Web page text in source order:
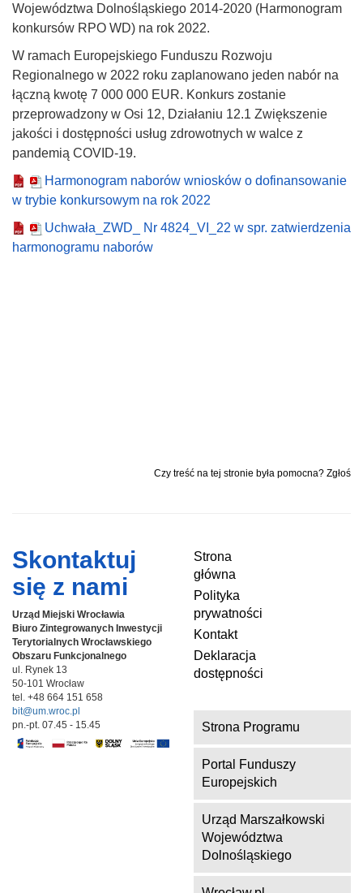
Województwa Dolnośląskiego 2014-2020 (Harmonogram
konkursów RPO WD) na rok 2022.
W ramach Europejskiego Funduszu Rozwoju
Regionalnego w 2022 roku zaplanowano jeden nabór na
łączną kwotę 7 000 000 EUR. Konkurs zostanie
przeprowadzony w Osi 12, Działaniu 12.1 Zwiększenie
jakości i dostępności usług zdrowotnych w walce z
pandemią COVID-19.
Harmonogram naborów wniosków o dofinansowanie
w trybie konkursowym na rok 2022
Uchwała_ZWD_ Nr 4824_VI_22 w spr. zatwierdzenia
harmonogramu naborów
Czy treść na tej stronie była pomocna? Zgłoś
Skontaktuj
się z nami
Urząd Miejski Wrocławia
Biuro Zintegrowanych Inwestycji
Terytorialnych Wrocławskiego
Obszaru Funkcjonalnego
ul. Rynek 13
50-101 Wrocław
tel. +48 664 151 658
bit@um.wroc.pl
pn.-pt. 07.45 - 15.45
Strona
główna
Polityka
prywatności
Kontakt
Deklaracja
dostępności
Strona Programu
Portal Funduszy
Europejskich
Urząd Marszałkowski
Województwa
Dolnośląskiego